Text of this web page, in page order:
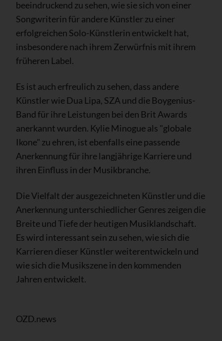
beeindruckend zu sehen, wie sie sich von einer
Songwriterin für andere Künstler zu einer
erfolgreichen Solo-Künstlerin entwickelt hat,
insbesondere nach ihrem Zerwürfnis mit ihrem
früheren Label.
Es ist auch erfreulich zu sehen, dass andere
Künstler wie Dua Lipa, SZA und die Boygenius-
Band für ihre Leistungen bei den Brit Awards
anerkannt wurden. Kylie Minogue als "globale
Ikone" zu ehren, ist ebenfalls eine passende
Anerkennung für ihre langjährige Karriere und
ihren Einfluss in der Musikbranche.
Die Vielfalt der ausgezeichneten Künstler und die
Anerkennung unterschiedlicher Genres zeigen die
Breite und Tiefe der heutigen Musiklandschaft.
Es wird interessant sein zu sehen, wie sich die
Karrieren dieser Künstler weiterentwickeln und
wie sich die Musikszene in den kommenden
Jahren entwickelt.
OZD.news